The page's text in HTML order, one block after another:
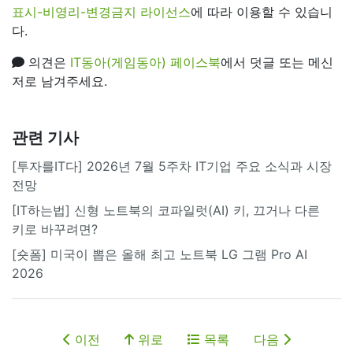
표시-비영리-변경금지 라이선스에 따라 이용할 수 있습니
다.
의견은 IT동아(게임동아) 페이스북에서 덧글 또는 메신
저로 남겨주세요.
관련 기사
[투자를IT다] 2026년 7월 5주차 IT기업 주요 소식과 시장
전망
[IT하는법] 신형 노트북의 코파일럿(AI) 키, 끄거나 다른
키로 바꾸려면?
[숏폼] 미국이 뽑은 올해 최고 노트북 LG 그램 Pro AI
2026
이전 위로 목록 다음